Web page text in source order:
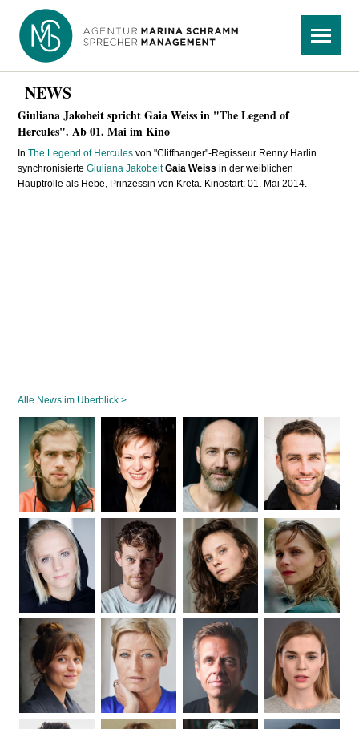
Navigation
überspringen
NEWS
Giuliana Jakobeit spricht Gaia Weiss in "The Legend of
Hercules". Ab 01. Mai im Kino
InThe Legend of Hercules von "Cliffhanger"-Regisseur Renny Harlin
synchronisierteGiuliana Jakobeit Gaia Weiss in der weiblichen
Hauptrolle als Hebe, Prinzessin von Kreta. Kinostart: 01. Mai 2014.
Alle News im Überblick >
Navigation
überspringen